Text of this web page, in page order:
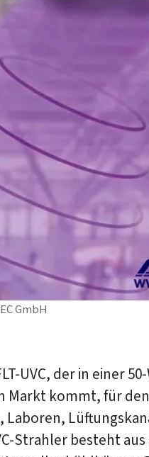
GmbH
UVC, der in einer
Markt kommt, für
Strahler besteht